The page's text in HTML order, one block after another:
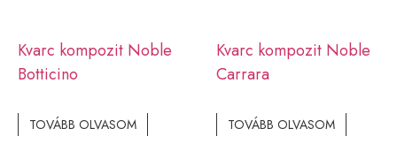
Kvarc kompozit Noble
Botticino
TOVÁBB OLVASOM
Kvarc kompozit Noble
Carrara
TOVÁBB OLVASOM